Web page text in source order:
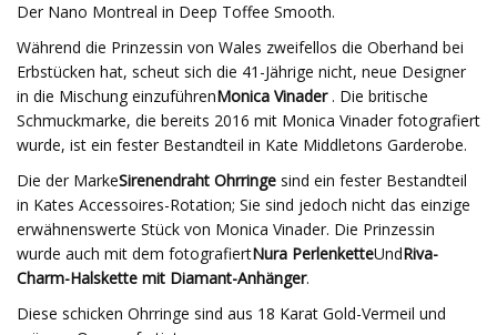
Der Nano Montreal in Deep Toffee Smooth.
Während die Prinzessin von Wales zweifellos die Oberhand bei
Erbstücken hat, scheut sich die 41-Jährige nicht, neue Designer
in die Mischung einzuführenMonica Vinader. Die britische
Schmuckmarke, die bereits 2016 mit Monica Vinader fotografiert
wurde, ist ein fester Bestandteil in Kate Middletons Garderobe.
Die der MarkeSirenendraht Ohrringe sind ein fester Bestandteil
in Kates Accessoires-Rotation; Sie sind jedoch nicht das einzige
erwähnenswerte Stück von Monica Vinader. Die Prinzessin
wurde auch mit dem fotografiertNura PerlenketteUndRiva-
Charm-Halskette mit Diamant-Anhänger.
Diese schicken Ohrringe sind aus 18 Karat Gold-Vermeil und